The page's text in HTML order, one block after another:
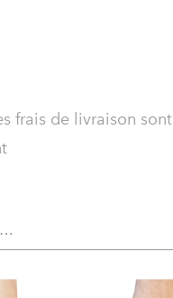
frais de livraison sont